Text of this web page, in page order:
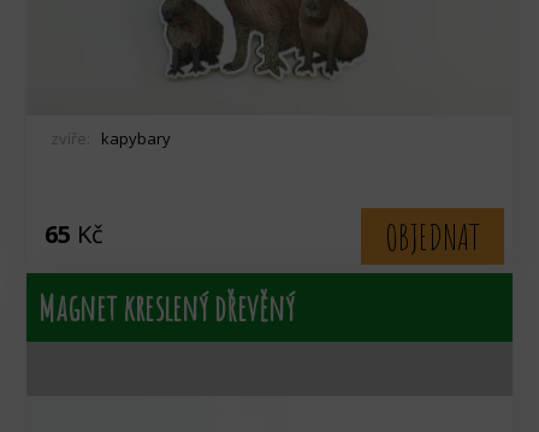
zvíře: kapybary
65 Kč
OBJEDNAT
Magnet kreslený dřevěný